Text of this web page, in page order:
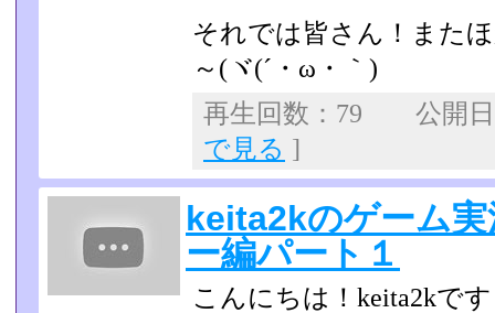
それでは皆さん！また
～(ヾ(´・ω・｀)
再生回数：79 公開
で見る ]
keita2kのゲーム
ー編パート１
こんにちは！keita2kで